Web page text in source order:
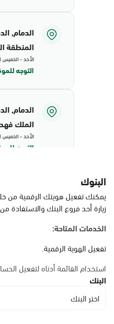
الدمام,
المنطقة
الأحد - الخميس (08:00-14:30)
التوجه
الدمام,
الملك
الأحد - الخميس (08:00-14:30)
التوجه
البيضاء
الأحد - الخميس (08:00-14:30)
الدمام,
الشاطئ
البنوك
يمكنك تفعيل هويتك الرقمية من
زيارة أحد فروع البنك والاستفادة
الخدمات المتاحة:
تفعيل الهوية الرقمية.
استخدام القائمة أدناه لتفعيل
البنك
اختر البنك